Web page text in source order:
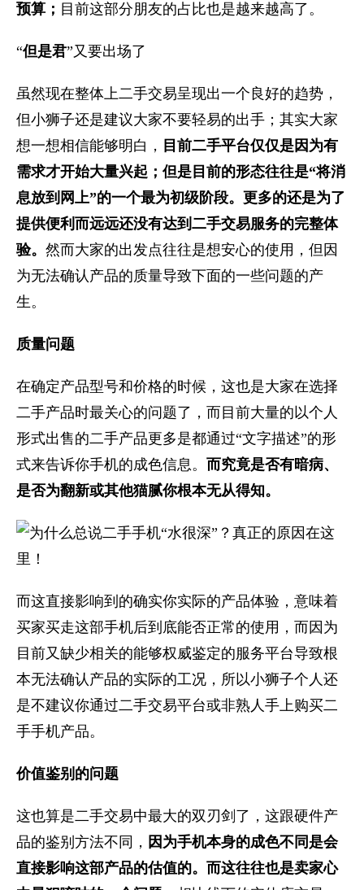
预算； 目前这部分朋友的占比也是越来越高了。
“但是君”又要出场了
虽然现在整体上二手交易呈现出一个良好的趋势，
但小狮子还是建议大家不要轻易的出手；其实大家
想一想相信能够明白， 目前二手平台仅仅是因为有
需求才开始大量兴起；但是目前的形态往往是“将消
息放到网上”的一个最为初级阶段。更多的还是为了
提供便利而远远还没有达到二手交易服务的完整体
验。 然而大家的出发点往往是想安心的使用，但因
为无法确认产品的质量导致下面的一些问题的产
生。
质量问题
在确定产品型号和价格的时候，这也是大家在选择
二手产品时最关心的问题了，而目前大量的以个人
形式出售的二手产品更多是都通过“文字描述”的形
式来告诉你手机的成色信息。 而究竟是否有暗病、
是否为翻新或其他猫腻你根本无从得知。
而这直接影响到的确实你实际的产品体验，意味着
买家买走这部手机后到底能否正常的使用，而因为
目前又缺少相关的能够权威鉴定的服务平台导致根
本无法确认产品的实际的工况，所以小狮子个人还
是不建议你通过二手交易平台或非熟人手上购买二
手手机产品。
价值鉴别的问题
这也算是二手交易中最大的双刃剑了，这跟硬件产
品的鉴别方法不同， 因为手机本身的成色不同是会
直接影响这部产品的估值的。而这往往也是卖家心